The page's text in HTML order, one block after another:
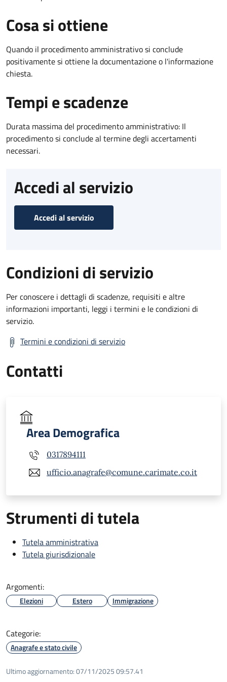
Cosa si ottiene
Quando il procedimento amministrativo si conclude
positivamente si ottiene la documentazione o l'informazione
chiesta.
Tempi e scadenze
Durata massima del procedimento amministrativo: Il
procedimento si conclude al termine degli accertamenti
necessari.
Accedi al servizio
Accedi al servizio
Condizioni di servizio
Per conoscere i dettagli di scadenze, requisiti e altre
informazioni importanti, leggi i termini e le condizioni di
servizio.
Termini e condizioni di servizio
Contatti
Area Demografica
0317894111
ufficio.anagrafe@comune.carimate.co.it
Strumenti di tutela
Tutela amministrativa
Tutela giurisdizionale
Argomenti:
Elezioni Estero Immigrazione
Categorie:
Anagrafe e stato civile
Ultimo aggiornamento:07/11/2025 09:57.41